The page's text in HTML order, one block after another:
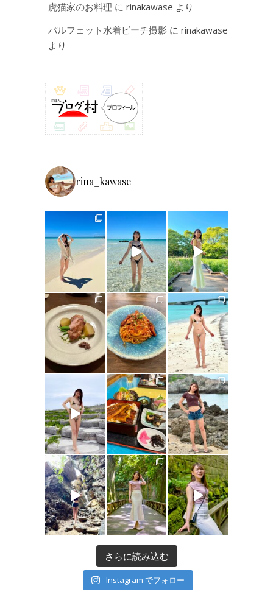
虎猫家のお料理 に rinakawase より
パルフェット水着ビーチ撮影 に rinakawase
より
rina_kawase
さらに読み込む
Instagram でフォロー